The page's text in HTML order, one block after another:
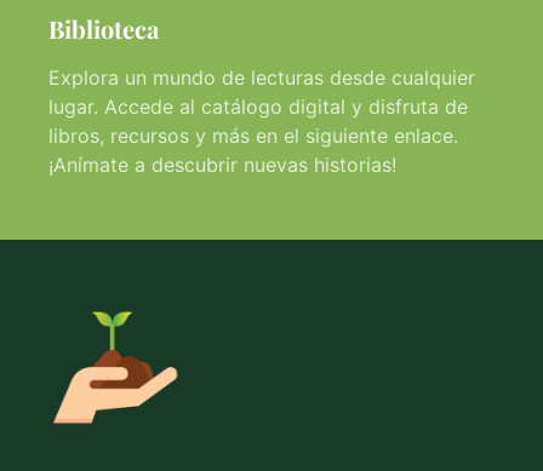
Biblioteca
Explora un mundo de lecturas desde cualquier
lugar. Accede al catálogo digital y disfruta de
libros, recursos y más en el siguiente enlace.
¡Anímate a descubrir nuevas historias!